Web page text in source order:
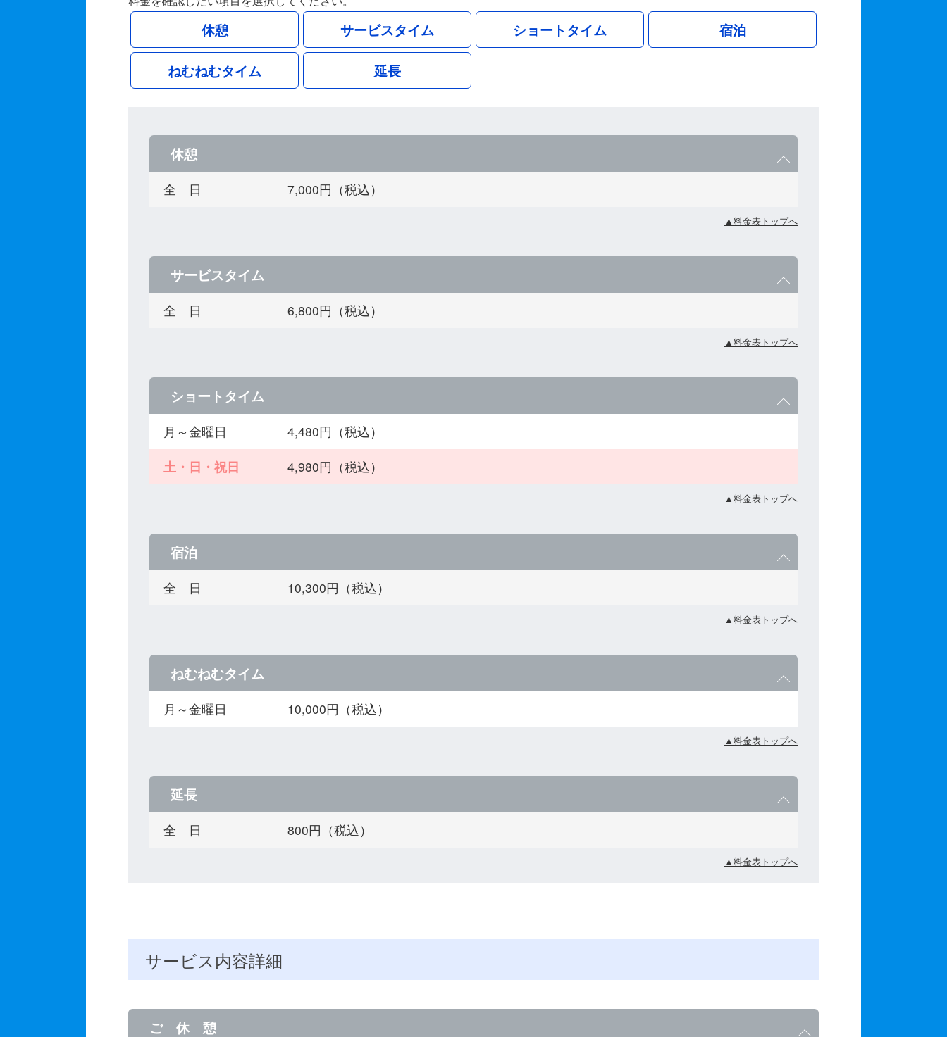
休憩 サービスタイム ショートタイム 宿泊
ねむねむタイム 延長
休憩
全 日 7,000円（税込）
▲料金表トップへ
サービスタイム
全 日 6,800円（税込）
▲料金表トップへ
ショートタイム
月～金曜日
4,480円（税込）
土・日・祝日
4,980円（税込）
▲料金表トップへ
宿泊
全 日 10,300円（税込）
▲料金表トップへ
ねむねむタイム
月～金曜日 10,000円（税込）
▲料金表トップへ
延長
全 日 800円（税込）
▲料金表トップへ
サービス内容詳細
ご 休 憩